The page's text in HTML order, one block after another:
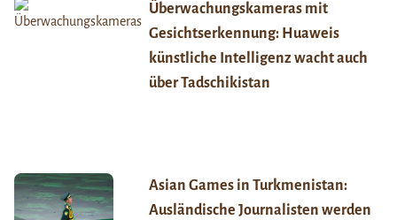
Überwachungskameras mit
Gesichtserkennung: Huaweis
künstliche Intelligenz wacht auch
über Tadschikistan
Asian Games in Turkmenistan:
Ausländische Journalisten werden